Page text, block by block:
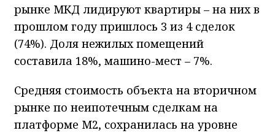
рынке МКД лидируют квартиры – на них в
прошлом году пришлось 3 из 4 сделок
(74%). Доля нежилых помещений
составила 18%, машино-мест – 7%.
Средняя стоимость объекта на вторичном
рынке по неипотечным сделкам на
платформе М2, сохранилась на уровне